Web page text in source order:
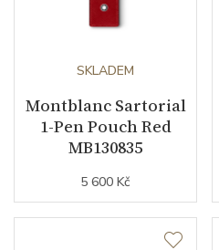
SKLADEM
Montblanc Sartorial
1-Pen Pouch Red
MB130835
5 600 Kč